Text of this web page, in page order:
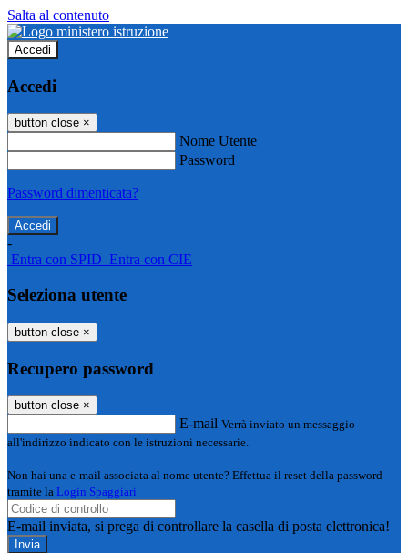
Salta al contenuto
Accedi
Accedi
button close ×
Nome Utente
Password
Password dimenticata?
-
Entra con SPID Entra con CIE
Seleziona utente
button close ×
Recupero password
button close ×
E-mail Verrà inviato un messaggio
all'indirizzo indicato con le istruzioni necessarie.
Non hai una e-mail associata al nome utente? Effettua il reset della password
tramite la Login Spaggiari
E-mail inviata, si prega di controllare la casella di posta elettronica!